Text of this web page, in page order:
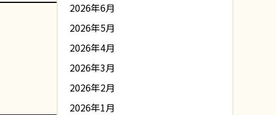
2026年6月
2026年5月
2026年4月
2026年3月
2026年2月
2026年1月